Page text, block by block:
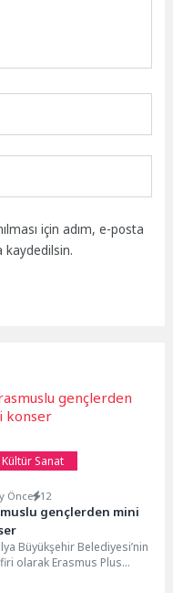
için adım, e-posta
kaydedilsin.
Kültür Sanat
Önce 12
gençlerden mini
Büyükşehir Belediyesi’nin
olarak Erasmus Plus